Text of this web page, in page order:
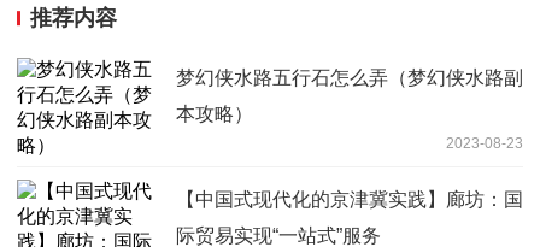
推荐内容
梦幻侠水路五行石怎么弄（梦幻侠水路副
本攻略）
2023-08-23
【中国式现代化的京津冀实践】廊坊：国
际贸易实现“一站式”服务